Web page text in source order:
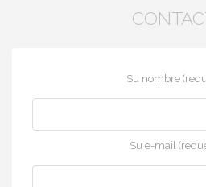
Su nombre
Su e-mail